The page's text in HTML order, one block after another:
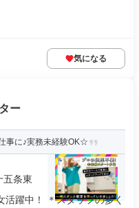
気になる
ー
事に♪実務未経験OK☆
五条東
躍中！ ＊スタッフの多く